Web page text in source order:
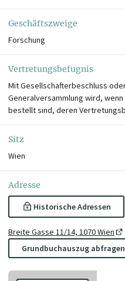
Geschäftszweige
Forschung
Vertretungsbefugnis
Mit Gesellschafterbeschluss
Generalversammlung wird,
bestellt sind, deren
Sitz
Wien
Adresse
Historische Adressen
Breite Gasse 11/14, 1070 Wien
Grundbuchauszug abfragen